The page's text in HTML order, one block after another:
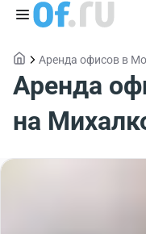
Аренда офисов в
Аренда
на